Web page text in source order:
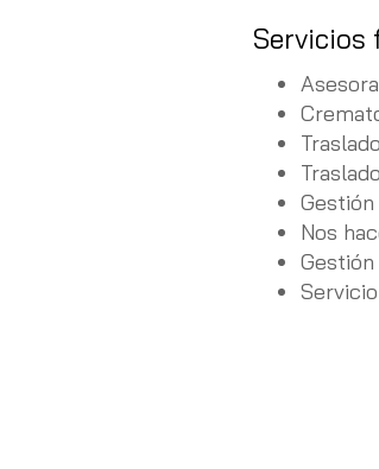
Servicios
Nos